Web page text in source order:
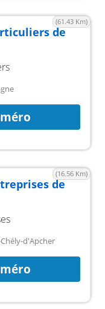
(61.43 Km)
de
(16.56 Km)
de
d'Apcher